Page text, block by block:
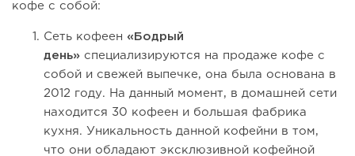
кофе с собой:
Сеть кофеен «Бодрый
день» специализируются на продаже кофе с
собой и свежей выпечке, она была основана в
2012 году. На данный момент, в домашней сети
находится 30 кофеен и большая фабрика
кухня. Уникальность данной кофейни в том,
что они обладают эксклюзивной кофейной